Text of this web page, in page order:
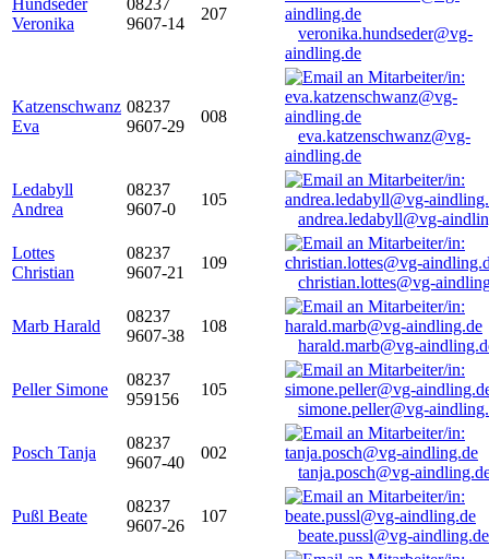
Hundseder
Veronika
08237
9607-14
207
veronika.hundseder@vg-
aindling.de
Katzenschwanz
Eva
08237
9607-29
008
eva.katzenschwanz@vg-
aindling.de
Ledabyll
Andrea
08237
9607-0
105
andrea.ledabyll@vg-
Lottes
Christian
08237
9607-21
109
christian.lottes@vg-
Marb Harald
08237
9607-38
108
harald.marb@vg-
Peller Simone
08237
959156
105
simone.peller@vg-
Posch Tanja
08237
9607-40
002
tanja.posch@vg-
Pußl Beate
08237
9607-26
107
beate.pussl@vg-aindling.de